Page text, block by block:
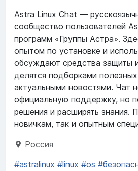
Astra Linux Chat —
сообщество пользователей
программ «Группы Астра».
опытом по установке и
обсуждают средства защиты
делятся подборками
актуальными новостями. Чат
официальную поддержку, но
решения и расширять знания.
новичкам, так и опытным
Россия
#astralinux #linux #os